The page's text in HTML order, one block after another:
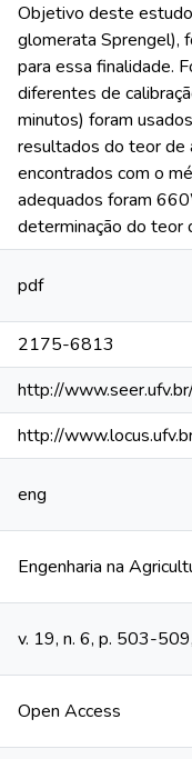
Objetivo deste
glomerata Sprengel),
para essa finalidade.
diferentes de
minutos) foram
resultados do teor de
encontrados com o
adequados foram
determinação do teor
pdf
2175-6813
http://
http://
eng
Engenharia na
v. 19, n. 6, p. 503-
Open Access